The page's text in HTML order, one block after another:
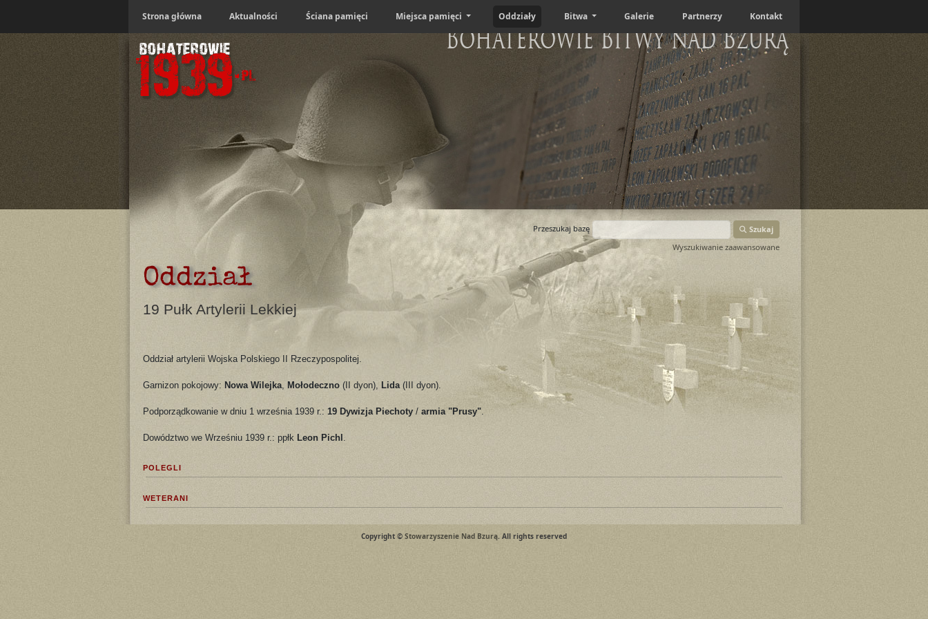
Strona główna Aktualności Ściana pamięci Miejsca pamięci Oddziały Bitwa Galerie Partnerzy Kontakt
Bohaterowie Bitwy nad Bzurą
Przeszukaj bazę
Szukaj
Wyszukiwanie zaawansowane
Oddział
19 Pułk Artylerii Lekkiej
Oddział artylerii Wojska Polskiego II Rzeczypospolitej.
Garnizon pokojowy: Nowa Wilejka Mołodeczno (II dyon), Lida (III dyon).
Podporządkowanie w dniu 1 września 1939 r.: 19 Dywizja Piechoty / armia "Prusy"
Dowództwo we Wrześniu 1939 r.: ppłk Leon Pichl
POLEGLI
WETERANI
Copyright © Stowarzyszenie Nad Bzurą. All rights reserved